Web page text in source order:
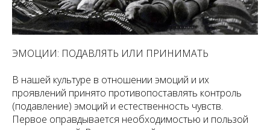
ЭМОЦИИ: ПОДАВЛЯТЬ ИЛИ ПРИНИМАТЬ
В нашей культуре в отношении эмоций и их
проявлений принято противопоставлять контроль
(подавление) эмоций и естественность чувств.
Первое оправдывается необходимостью и пользой